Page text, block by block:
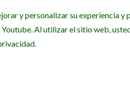
y personalizar su experiencia
Al utilizar el sitio web,